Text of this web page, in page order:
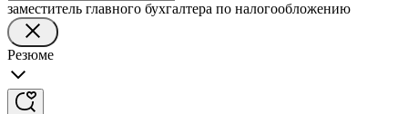
заместитель главного бухгалтера по налогообложению
Резюме